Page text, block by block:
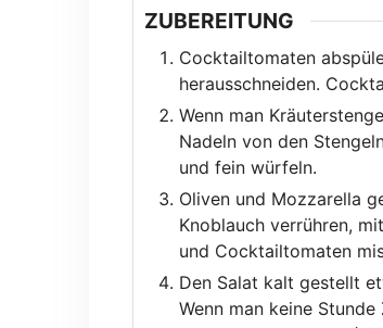
ZUBEREITUNG
Cocktailtomaten
herausschneiden.
Wenn man
Nadeln von den
und fein würfeln.
Oliven und Mozzarella
Knoblauch verrühren,
und Cocktailtomaten
Den Salat kalt gestellt
Wenn man keine